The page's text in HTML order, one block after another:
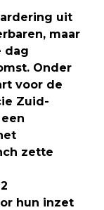
uit
maar
dag
Onder
voor de
Zuid-
zette
hun inzet